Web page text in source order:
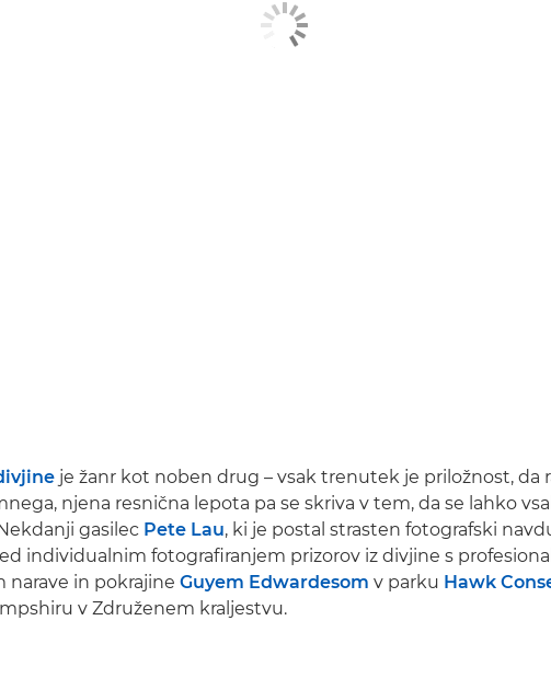
je žanr kot noben drug – vsak trenutek je priložnost, da
njena resnična lepota pa se skriva v tem, da se lahko
gasilec Pete Lau, ki je postal strasten fotografski
individualnim fotografiranjem prizorov iz divjine s
narave in pokrajine Guyem Edwardesom v parku Hawk
v Združenem kraljestvu.